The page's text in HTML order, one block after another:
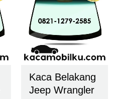
Kaca Belakang
Jeep Wrangler